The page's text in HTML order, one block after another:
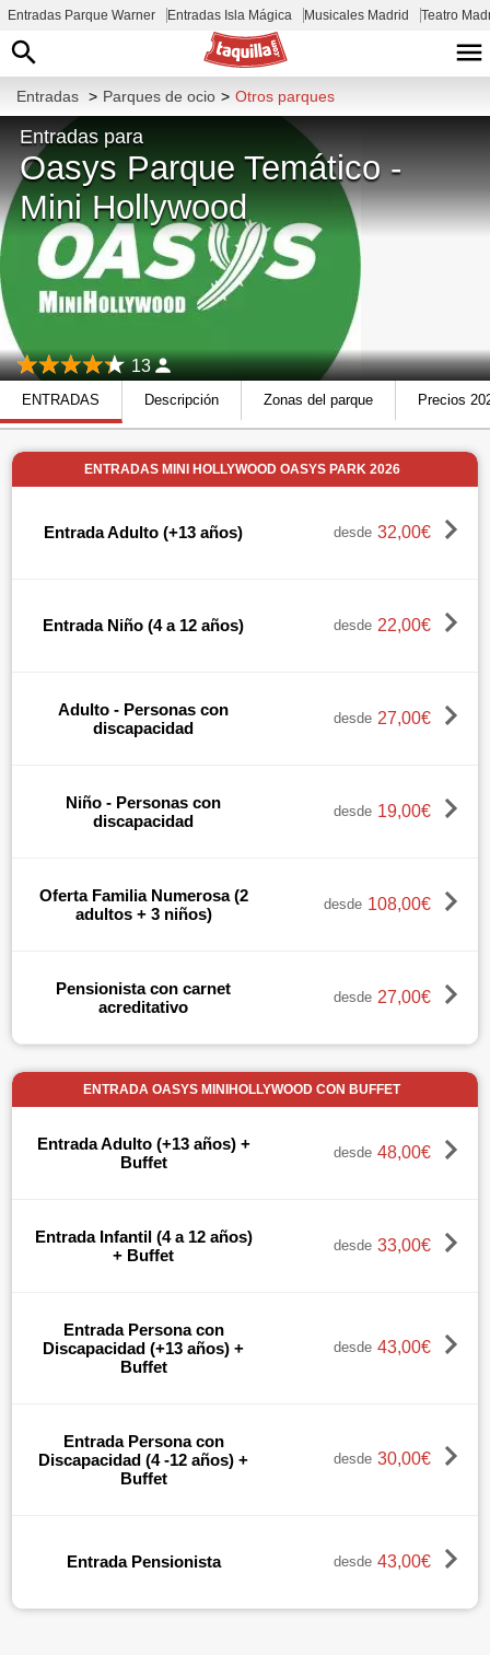
Entradas Parque Warner Entradas Isla Mágica Musicales Madrid Teatro
Entradas > Parques de ocio > Otros parques
Entradas para
Oasys Parque Temático -
Mini Hollywood
13
ENTRADAS Descripción Zonas del parque Precios
ENTRADAS MINI HOLLYWOOD OASYS PARK 2026
Entrada Adulto (+13 años) desde 32,00€
Entrada Niño (4 a 12 años) desde 22,00€
Adulto - Personas con
discapacidad
desde 27,00€
Niño - Personas con
discapacidad
desde 19,00€
Oferta Familia Numerosa (2
adultos + 3 niños)
desde 108,00€
Pensionista con carnet
acreditativo
desde 27,00€
ENTRADA OASYS MINIHOLLYWOOD CON BUFFET
Entrada Adulto (+13 años) +
Buffet
desde 48,00€
Entrada Infantil (4 a 12 años)
+ Buffet
desde 33,00€
Entrada Persona con
Discapacidad (+13 años) +
Buffet
desde 43,00€
Entrada Persona con
Discapacidad (4 -12 años) +
Buffet
desde 30,00€
Entrada Pensionista desde 43,00€